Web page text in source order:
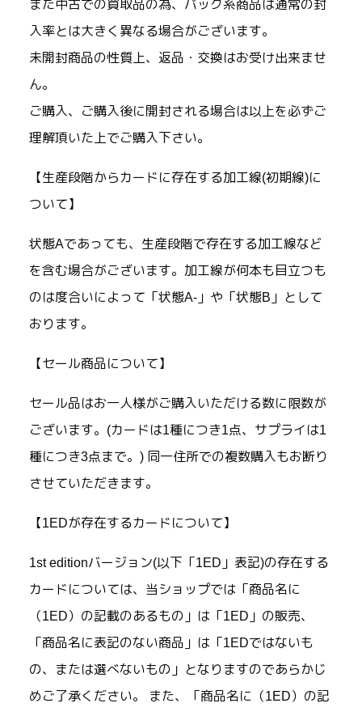
また中古での買取品の為、パック系商品は通常の封
入率とは大きく異なる場合がございます。
未開封商品の性質上、返品・交換はお受け出来ませ
ん。
ご購入、ご購入後に開封される場合は以上を必ずご
理解頂いた上でご購入下さい。
【生産段階からカードに存在する加工線(初期線)に
ついて】
状態Aであっても、生産段階で存在する加工線など
を含む場合がございます。加工線が何本も目立つも
のは度合いによって「状態A-」や「状態B」として
おります。
【セール商品について】
セール品はお一人様がご購入いただける数に限数が
ございます。(カードは1種につき1点、サプライは1
種につき3点まで。) 同一住所での複数購入もお断り
させていただきます。
【1EDが存在するカードについて】
1st editionバージョン(以下「1ED」表記)の存在する
カードについては、当ショップでは「商品名に
（1ED）の記載のあるもの」は「1ED」の販売、
「商品名に表記のない商品」は「1EDではないも
の、または選べないもの」となりますのであらかじ
めご了承ください。 また、「商品名に（1ED）の記